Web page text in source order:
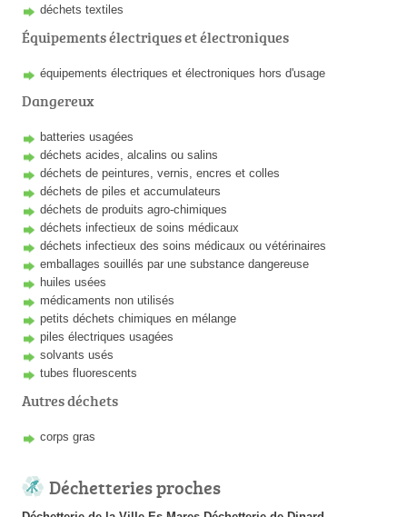
déchets textiles
Équipements électriques et électroniques
équipements électriques et électroniques hors d'usage
Dangereux
batteries usagées
déchets acides, alcalins ou salins
déchets de peintures, vernis, encres et colles
déchets de piles et accumulateurs
déchets de produits agro-chimiques
déchets infectieux de soins médicaux
déchets infectieux des soins médicaux ou vétérinaires
emballages souillés par une substance dangereuse
huiles usées
médicaments non utilisés
petits déchets chimiques en mélange
piles électriques usagées
solvants usés
tubes fluorescents
Autres déchets
corps gras
Déchetteries proches